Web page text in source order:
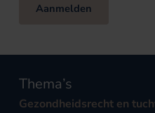
Aanmelden
Thema’s
Gezondheidsrecht en